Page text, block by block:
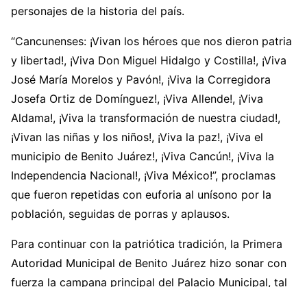
personajes de la historia del país.
“Cancunenses: ¡Vivan los héroes que nos dieron patria
y libertad!, ¡Viva Don Miguel Hidalgo y Costilla!, ¡Viva
José María Morelos y Pavón!, ¡Viva la Corregidora
Josefa Ortiz de Domínguez!, ¡Viva Allende!, ¡Viva
Aldama!, ¡Viva la transformación de nuestra ciudad!,
¡Vivan las niñas y los niños!, ¡Viva la paz!, ¡Viva el
municipio de Benito Juárez!, ¡Viva Cancún!, ¡Viva la
Independencia Nacional!, ¡Viva México!”, proclamas
que fueron repetidas con euforia al unísono por la
población, seguidas de porras y aplausos.
Para continuar con la patriótica tradición, la Primera
Autoridad Municipal de Benito Juárez hizo sonar con
fuerza la campana principal del Palacio Municipal, tal